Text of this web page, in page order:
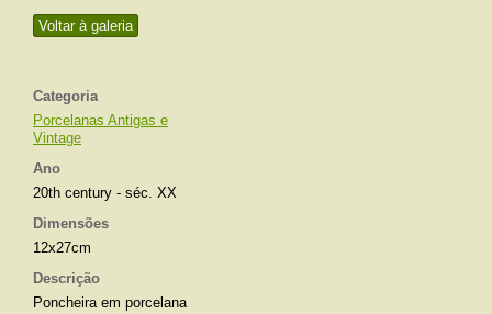
Voltar à galeria
Categoria
Porcelanas Antigas e
Vintage
Ano
20th century - séc. XX
Dimensões
12x27cm
Descrição
Poncheira em porcelana